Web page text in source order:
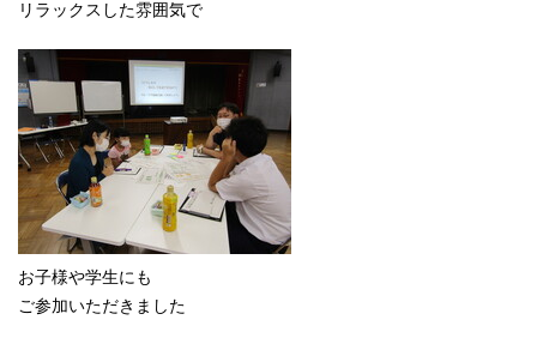
リラックスした雰囲気で
お子様や学生にも
ご参加いただきました